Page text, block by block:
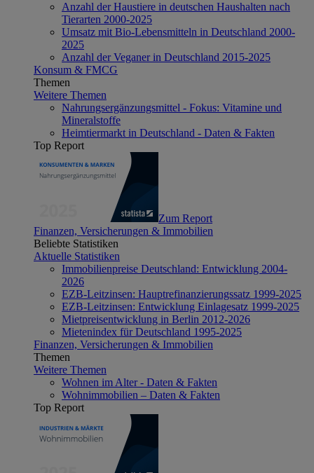
Anzahl der Haustiere in deutschen Haushalten nach
Tierarten 2000-2025
Umsatz mit Bio-Lebensmitteln in Deutschland 2000-
2025
Anzahl der Veganer in Deutschland 2015-2025
Konsum & FMCG
Themen
Weitere Themen
Nahrungsergänzungsmittel - Fokus: Vitamine und
Mineralstoffe
Heimtiermarkt in Deutschland - Daten & Fakten
Top Report
Zum Report
Finanzen, Versicherungen & Immobilien
Beliebte Statistiken
Aktuelle Statistiken
Immobilienpreise Deutschland: Entwicklung 2004-
2026
EZB-Leitzinsen: Hauptrefinanzierungssatz 1999-2025
EZB-Leitzinsen: Entwicklung Einlagesatz 1999-2025
Mietpreisentwicklung in Berlin 2012-2026
Mietenindex für Deutschland 1995-2025
Finanzen, Versicherungen & Immobilien
Themen
Weitere Themen
Wohnen im Alter - Daten & Fakten
Wohnimmobilien – Daten & Fakten
Top Report